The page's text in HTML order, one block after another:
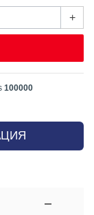
+
100000